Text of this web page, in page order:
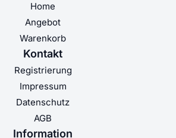
Home
Angebot
Warenkorb
Kontakt
Registrierung
Impressum
Datenschutz
AGB
Information